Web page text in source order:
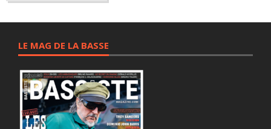
LE MAG DE LA BASSE